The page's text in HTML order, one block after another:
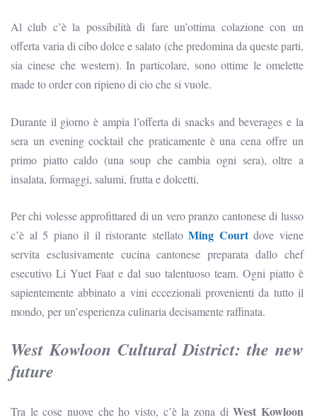
Al club c’è la possibilità di fare un’ottima colazione con un
offerta varia di cibo dolce e salato (che predomina da queste parti,
sia cinese che western). In particolare, sono ottime le omelette
made to order con ripieno di cio che si vuole.
Durante il giorno è ampia l’offerta di snacks and beverages e la
sera un evening cocktail che praticamente è una cena offre un
primo piatto caldo (una soup che cambia ogni sera), oltre a
insalata, formaggi, salumi, frutta e dolcetti,
Per chi volesse approfittared di un vero pranzo cantonese di lusso
c’è al 5 piano il il ristorante stellatoMing Courtdove viene
servita esclusivamente cucina cantonese preparata dallo chef
esecutivo Li Yuet Faat e dal suo talentuoso team. Ogni piatto è
sapientemente abbinato a vini eccezionali provenienti da tutto il
mondo, per un’esperienza culinaria decisamente raffinata.
West Kowloon Cultural District: the new
future
Tra le cose nuove che ho visto, c’è la zona diWest Kowloon